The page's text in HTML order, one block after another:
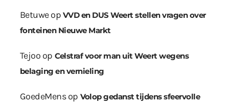
Betuweop VVD en DUS Weert stellen vragen over
fonteinen Nieuwe Markt
Tejoo op Celstraf voor man uit Weert wegens
belaging en vernieling
GoedeMensop Volop gedanst tijdens sfeervolle